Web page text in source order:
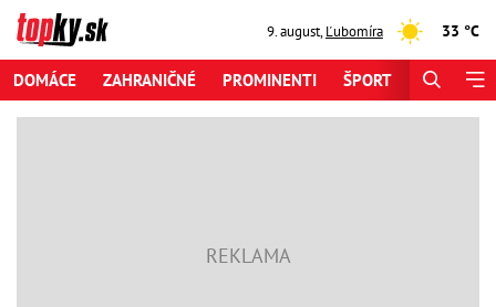
9. august,Ľubomíra 33 °C
DOMÁCE ZAHRANIČNÉ PROMINENTI ŠPORT